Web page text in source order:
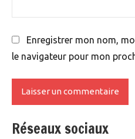
Enregistrer mon nom,
le navigateur pour mon
Réseaux sociaux